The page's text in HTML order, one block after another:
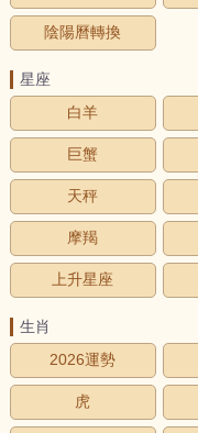
陰陽曆轉換
星座
白羊
巨蟹
天秤
摩羯
上升星座
生肖
2026運勢
虎